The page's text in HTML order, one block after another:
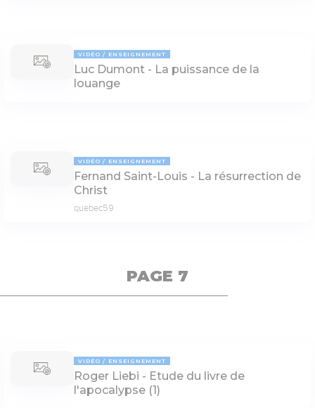
VIDÉO ENSEIGNEMENT
Luc Dumont - La puissance de la
louange
VIDÉO ENSEIGNEMENT
Fernand Saint-Louis - La résurrection de
Christ
quebec59
PAGE 7
VIDÉO ENSEIGNEMENT
Roger Liebi - Etude du livre de
l'apocalypse (1)